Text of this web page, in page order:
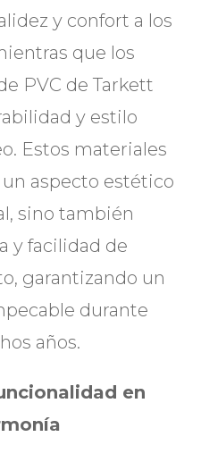
y confort a los
que los
PVC de Tarkett
y estilo
Estos materiales
aspecto estético
sino también
y facilidad de
garantizando un
durante
años.
en